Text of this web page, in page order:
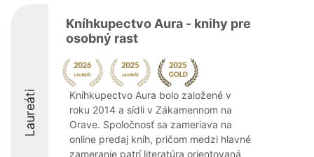
Laureáti
Kníhkupectvo Aura - knihy pre
osobný rast
Kníhkupectvo Aura bolo založené v
roku 2014 a sídli v Zákamennom na
Orave. Spoločnosť sa zameriava na
online predaj kníh, pričom medzi hlavné
zameranie patrí literatúra orientovaná